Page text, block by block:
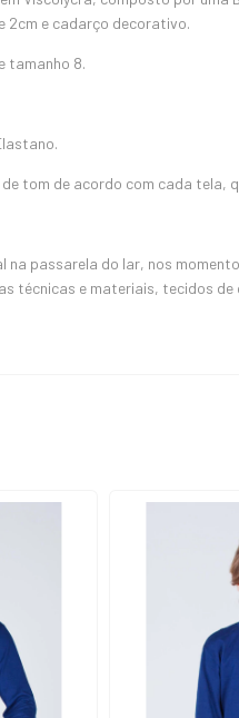
2cm e cadarço decorativo.
tamanho 8.
tom de acordo com cada
na passarela do lar, nos
técnicas e materiais, tecidos de